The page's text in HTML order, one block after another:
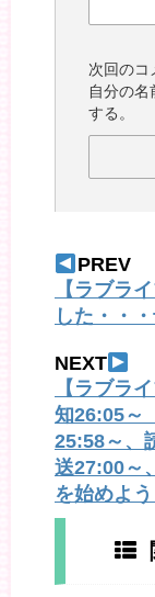
次回のコ
自分の
する。
PREV
【ラブラ
した・・
NEXT
【ラブラ
知26:05～
25:58～、
送27:00～
を始めよ